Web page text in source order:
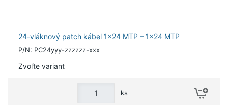
24-vláknový patch kábel 1x24 MTP – 1x24 MTP
P/N: PC24yyy-zzzzzz-xxx
Zvoľte variant
ks